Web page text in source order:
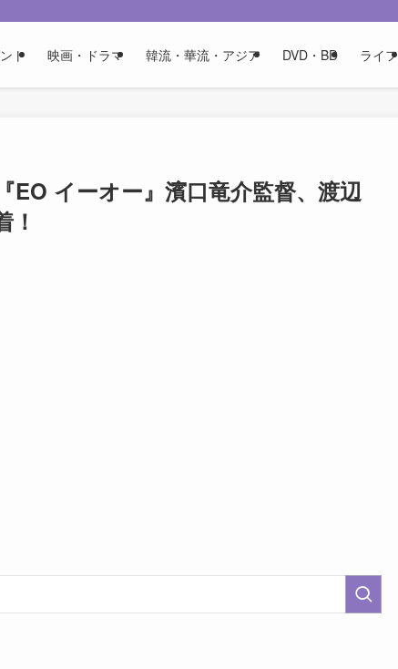
ト 映画・ドラマ 韓流・華流・アジア DVD・BD ライフ
イーオー』濱口竜介監督、渡辺